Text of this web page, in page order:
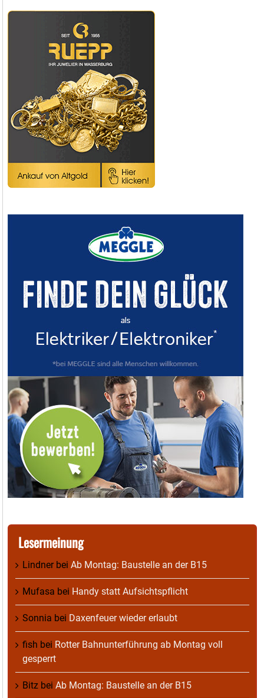
Lesermeinung
Lindnerbei Ab Montag: Baustelle an der B15
Mufasa bei Handy statt Aufsichtspflicht
Sonnia bei Daxenfeuer wieder erlaubt
fish bei Rotter Bahnunterführung ab Montag voll
gesperrt
Bitz bei Ab Montag: Baustelle an der B15